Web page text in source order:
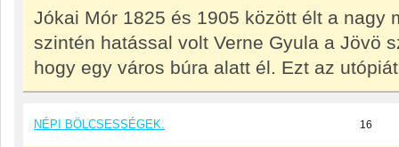
Jókai Mór 1825 és 1905 között élt a nagy
szintén hatással volt Verne Gyula a Jövö
hogy egy város búra alatt él. Ezt az
NÉPI BÖLCSESSÉGEK. 16